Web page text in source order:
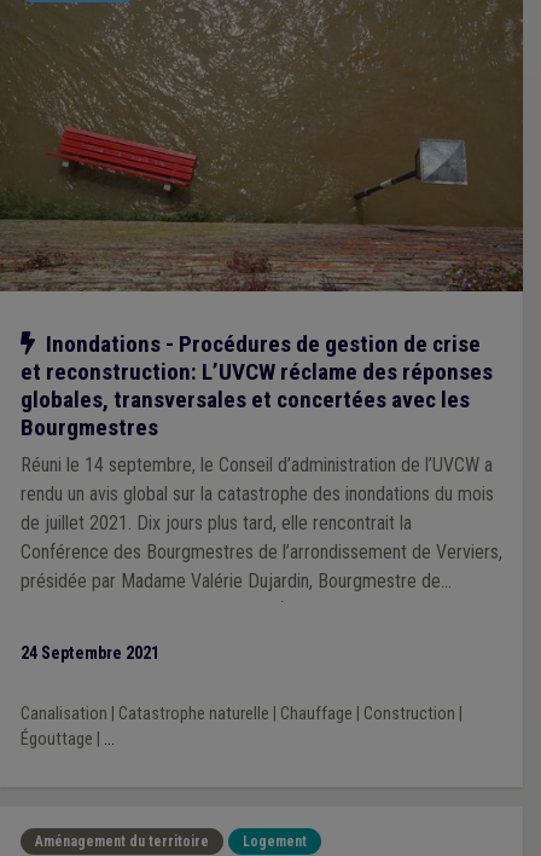
Notre action
Inondations - Procédures de gestion de crise
et reconstruction: L’UVCW réclame des réponses
globales, transversales et concertées avec les
Bourgmestres
Réuni le 14 septembre, le Conseil d’administration de l’UVCW a
rendu un avis global sur la catastrophe des inondations du mois
de juillet 2021. Dix jours plus tard, elle rencontrait la
Conférence des Bourgmestres de l’arrondissement de Verviers,
présidée par Madame Valérie Dujardin, Bourgmestre de
Limbourg. Cet échange très riche (et les échanges
en force de proposition nourrie directement des réalités,
24 Septembre 2021
Canalisation Catastrophe naturelle Chauffage Construction
Égouttage
...
Aménagement du territoire Logement